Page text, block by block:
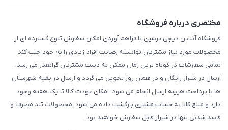
مختصری درباره فروشگاه
فروشگاه آنلاین دیجی پرشین با فراهم آوردن امکان سفارش تنوع گسترده ای از
محصولات مورد نیاز مشتریان توانسته رضایت افراد زیادی را به خود جلب کند.
تمامی سفارشات در کوتاه ترین زمان ممکن به دست مشتریان گرانقدر می رسد.
ارسال در شیراز رایگان و در همان روز تحویل می گردد و ارسال در بقیه شهرستان
ها با پرداخت هزینه ارسال انجام می شود. امکان عودت کالا تا یک هفته وجود
دارد و مبلغ کالا به حساب مشتری بازگشت داده می شود. محصولات تند مصرف و
فاسد شدنی تنها در شیراز قابل سفارش خواهند بود.